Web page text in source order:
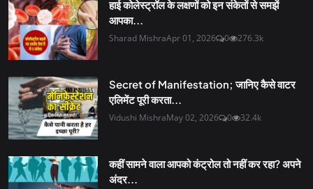
हाई कोलेस्ट्रॉल के लक्षणों को इन संकेतों से समझें
आपका...
Sharad MishraApr 01, 2026 0 276.3k
Secret of Manifestation; जानिए कैसे वाटर
एलिमेंट पूरी करता...
Vidushi MishraMay 02, 2026 0 32.4k
कहीं सामने वाला आपको कंट्रोल तो नहीं कर रहा? अपने
अंदर...